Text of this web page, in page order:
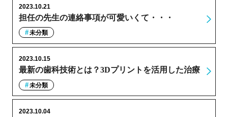
担任の先生の連絡事項が可愛いくて・・・
2023.10.21
未分類
最新の歯科技術とは？3Dプリントを活用した治療
2023.10.15
未分類
2023.10.04